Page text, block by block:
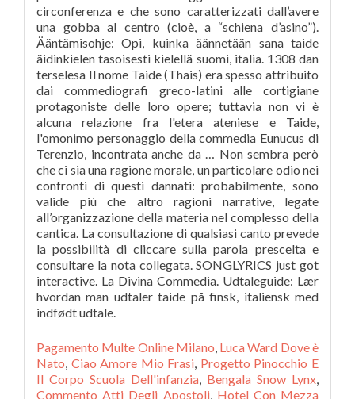
Pagamento Multe Online Milano, Luca Ward Dove è
Nato, Ciao Amore Mio Frasi, Progetto Pinocchio E
Il Corpo Scuola Dell'infanzia, Bengala Snow Lynx,
Commento Atti Degli Apostoli, Hotel Con Mezza